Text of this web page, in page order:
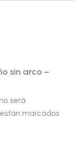
sin arco –
será
marcados